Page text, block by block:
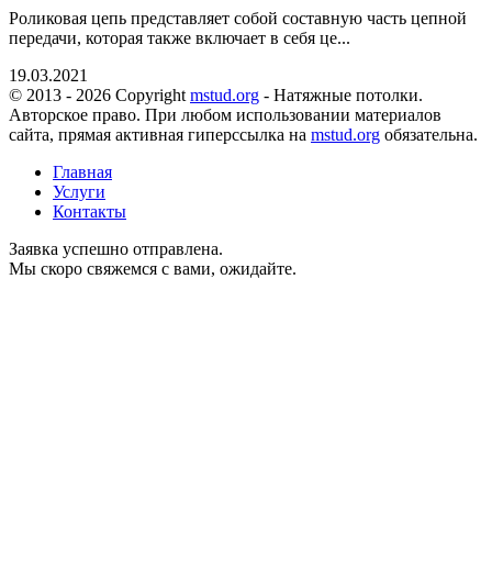
Роликовая цепь представляет собой составную часть цепной
передачи, которая также включает в себя це...
19.03.2021
© 2013 - 2026 Copyright mstud.org - Натяжные потолки.
Авторское право. При любом использовании материалов
сайта, прямая активная гиперссылка на mstud.org обязательна.
Главная
Услуги
Контакты
Заявка успешно отправлена.
Мы скоро свяжемся с вами, ожидайте.